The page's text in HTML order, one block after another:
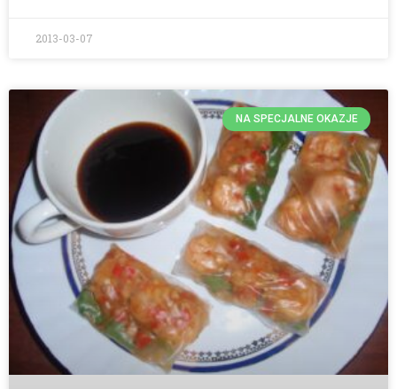
2013-03-07
NA SPECJALNE OKAZJE